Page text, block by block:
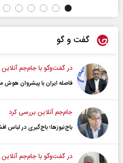
گفت و گو
در گفت‌و‌گو با جام‌جم
فاصله ایران با پیشرو‌ان
جام‌جم آنلاین بررسی کرد
باج‌نیوزها؛ باج‌گیری در لباس
در گفت‌و‌گو با جام‌جم